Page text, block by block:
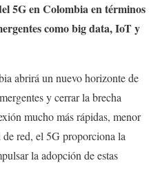
5G en Colombia en términos
como big data, IoT y
abrirá un nuevo horizonte de
y cerrar la brecha
mucho más rápidas, menor
red, el 5G proporciona la
la adopción de estas